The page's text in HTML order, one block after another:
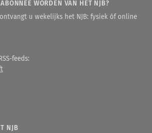
WORDEN VAN HET NJB?
u wekelijks het NJB: fysiek óf online
feeds:
NJB